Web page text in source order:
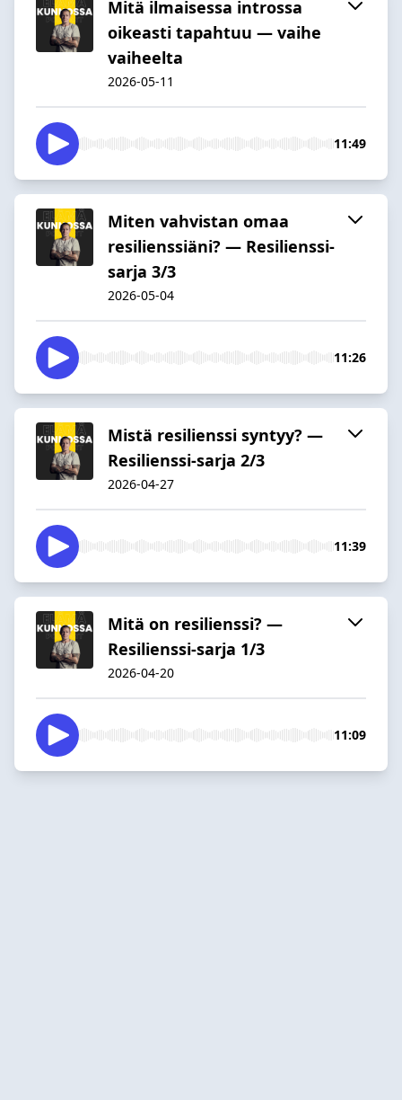
Mitä ilmaisessa introssa
oikeasti tapahtuu — vaihe
vaiheelta
2026-05-11
11:49
Miten vahvistan omaa
resilienssiäni? — Resilienssi-
sarja 3/3
2026-05-04
11:26
Mistä resilienssi syntyy? —
Resilienssi-sarja 2/3
2026-04-27
11:39
Mitä on resilienssi? —
Resilienssi-sarja 1/3
2026-04-20
11:09